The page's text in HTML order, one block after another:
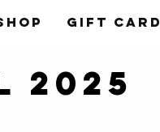
Gift Card
2025